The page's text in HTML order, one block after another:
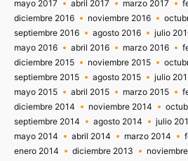
mayo 2017
abril 2017 marzo 2017
diciembre 2016
noviembre 2016
septiembre 2016
agosto 2016 julio
mayo 2016
abril 2016 marzo 2016
diciembre 2015
noviembre 2015
septiembre 2015
agosto 2015 julio
mayo 2015
abril 2015 marzo 2015
diciembre 2014
noviembre 2014
septiembre 2014
agosto 2014 julio
mayo 2014
abril 2014 marzo 2014
enero 2014
diciembre 2013